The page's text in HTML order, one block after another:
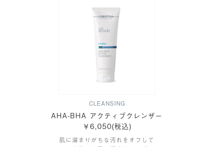
CLEANSING
AHA-BHA アクティブクレンザー
￥6,050(税込)
肌に溜まりがちな汚れをオフして